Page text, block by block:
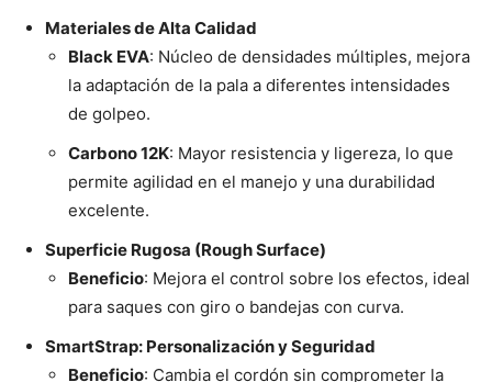
Materiales de Alta Calidad
Black EVA: Núcleo de densidades múltiples, mejora
la adaptación de la pala a diferentes intensidades
de golpeo.
Carbono 12K: Mayor resistencia y ligereza, lo que
permite agilidad en el manejo y una durabilidad
excelente.
Superficie Rugosa (Rough Surface)
Beneficio: Mejora el control sobre los efectos, ideal
para saques con giro o bandejas con curva.
SmartStrap: Personalización y Seguridad
Beneficio: Cambia el cordón sin comprometer la